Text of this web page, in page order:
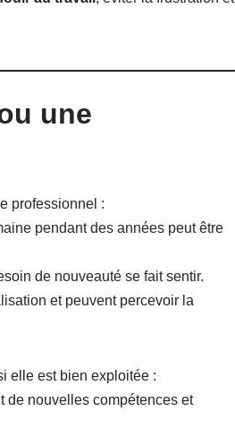
une
professionnel :
pendant des années peut être
de nouveauté se fait sentir.
et peuvent percevoir la
elle est bien exploitée :
de nouvelles compétences et